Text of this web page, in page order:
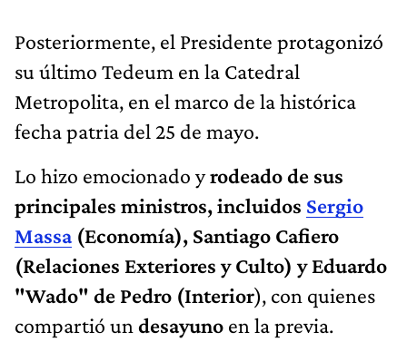
Posteriormente, el Presidente protagonizó
su último Tedeum en la Catedral
Metropolita, en el marco de la histórica
fecha patria del 25 de mayo.
Lo hizo emocionado yrodeado de sus
principales ministros, incluidos Sergio
Massa(Economía), Santiago Cafiero
(Relaciones Exteriores y Culto) y Eduardo
"Wado" de Pedro (Interior), con quienes
compartió un desayuno en la previa.